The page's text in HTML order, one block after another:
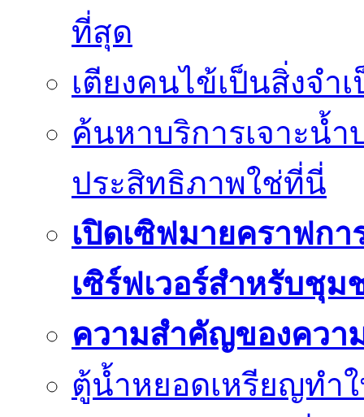
ที่สุด
เตียงคนไข้เป็นสิ่งจำ
ค้นหาบริการเจาะน้
ประสิทธิภาพใช่ที่นี่
เปิดเซิฟมายคราฟกา
เซิร์ฟเวอร์สำหรับชุม
ความสำคัญของควา
ตู้น้ำหยอดเหรียญทำ